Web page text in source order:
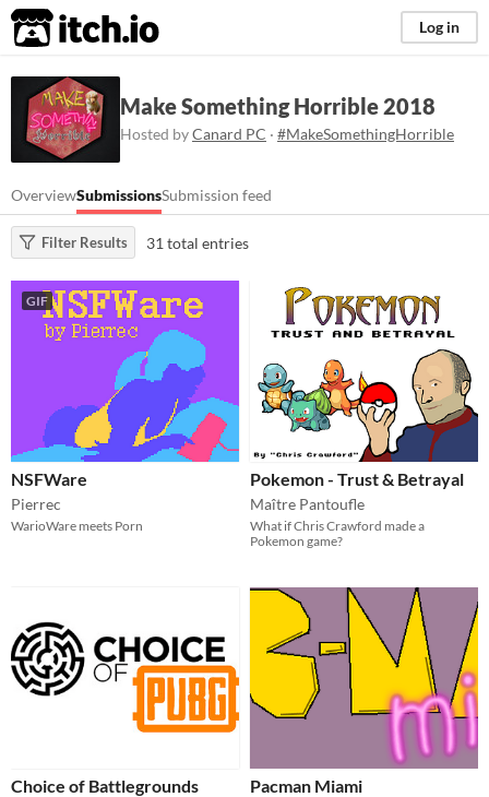
itch.io Log in
Make Something Horrible 2018
Hosted byCanard PC · #MakeSomethingHorrible
OverviewSubmissionsSubmission feed
Filter Results 31 total entries
GIF
NSFWare
Pierrec
WarioWare meets Porn
Pokemon - Trust & Betrayal
Maître Pantoufle
What if Chris Crawford made a
Pokemon game?
Choice of Battlegrounds Pacman Miami